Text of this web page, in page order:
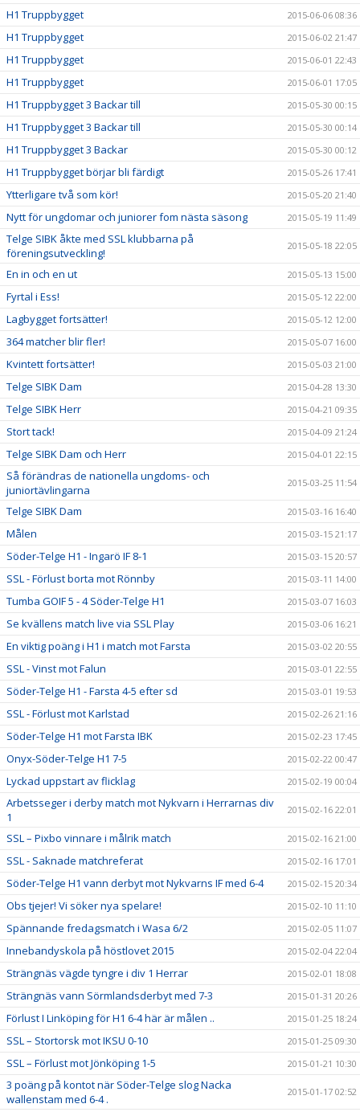
H1 Truppbygget 2015-06-06 08:36
H1 Truppbygget 2015-06-02 21:47
H1 Truppbygget 2015-06-01 22:43
H1 Truppbygget 2015-06-01 17:05
H1 Truppbygget 3 Backar till 2015-05-30 00:15
H1 Truppbygget 3 Backar till 2015-05-30 00:14
H1 Truppbygget 3 Backar 2015-05-30 00:12
H1 Truppbygget börjar bli färdigt 2015-05-26 17:41
Ytterligare två som kör! 2015-05-20 21:40
Nytt för ungdomar och juniorer fom nästa säsong 2015-05-19 11:49
Telge SIBK åkte med SSL klubbarna på
föreningsutveckling!
2015-05-18 22:05
En in och en ut 2015-05-13 15:00
Fyrtal i Ess! 2015-05-12 22:00
Lagbygget fortsätter! 2015-05-12 12:00
364 matcher blir fler! 2015-05-07 16:00
Kvintett fortsätter! 2015-05-03 21:00
Telge SIBK Dam 2015-04-28 13:30
Telge SIBK Herr 2015-04-21 09:35
Stort tack! 2015-04-09 21:24
Telge SIBK Dam och Herr 2015-04-01 22:15
Så förändras de nationella ungdoms- och
juniortävlingarna
2015-03-25 11:54
Telge SIBK Dam 2015-03-16 16:40
Målen 2015-03-15 21:17
Söder-Telge H1 - Ingarö IF 8-1 2015-03-15 20:57
SSL - Förlust borta mot Rönnby 2015-03-11 14:00
Tumba GOIF 5 - 4 Söder-Telge H1 2015-03-07 16:03
Se kvällens match live via SSL Play 2015-03-06 16:21
En viktig poäng i H1 i match mot Farsta 2015-03-02 20:55
SSL - Vinst mot Falun 2015-03-01 22:55
Söder-Telge H1 - Farsta 4-5 efter sd 2015-03-01 19:53
SSL - Förlust mot Karlstad 2015-02-26 21:16
Söder-Telge H1 mot Farsta IBK 2015-02-23 17:45
Onyx-Söder-Telge H1 7-5 2015-02-22 00:47
Lyckad uppstart av flicklag 2015-02-19 00:04
Arbetsseger i derby match mot Nykvarn i Herrarnas div
1
2015-02-16 22:01
SSL – Pixbo vinnare i målrik match 2015-02-16 21:00
SSL - Saknade matchreferat 2015-02-16 17:01
Söder-Telge H1 vann derbyt mot Nykvarns IF med 6-4 2015-02-15 20:34
Obs tjejer! Vi söker nya spelare! 2015-02-10 11:10
Spännande fredagsmatch i Wasa 6/2 2015-02-05 11:07
Innebandyskola på höstlovet 2015 2015-02-04 22:04
Strängnäs vägde tyngre i div 1 Herrar 2015-02-01 18:08
Strängnäs vann Sörmlandsderbyt med 7-3 2015-01-31 20:26
Förlust I Linköping för H1 6-4 här är målen .. 2015-01-25 18:24
SSL – Stortorsk mot IKSU 0-10 2015-01-25 09:30
SSL – Förlust mot Jönköping 1-5 2015-01-21 10:30
3 poäng på kontot när Söder-Telge slog Nacka
wallenstam med 6-4 .
2015-01-17 02:52